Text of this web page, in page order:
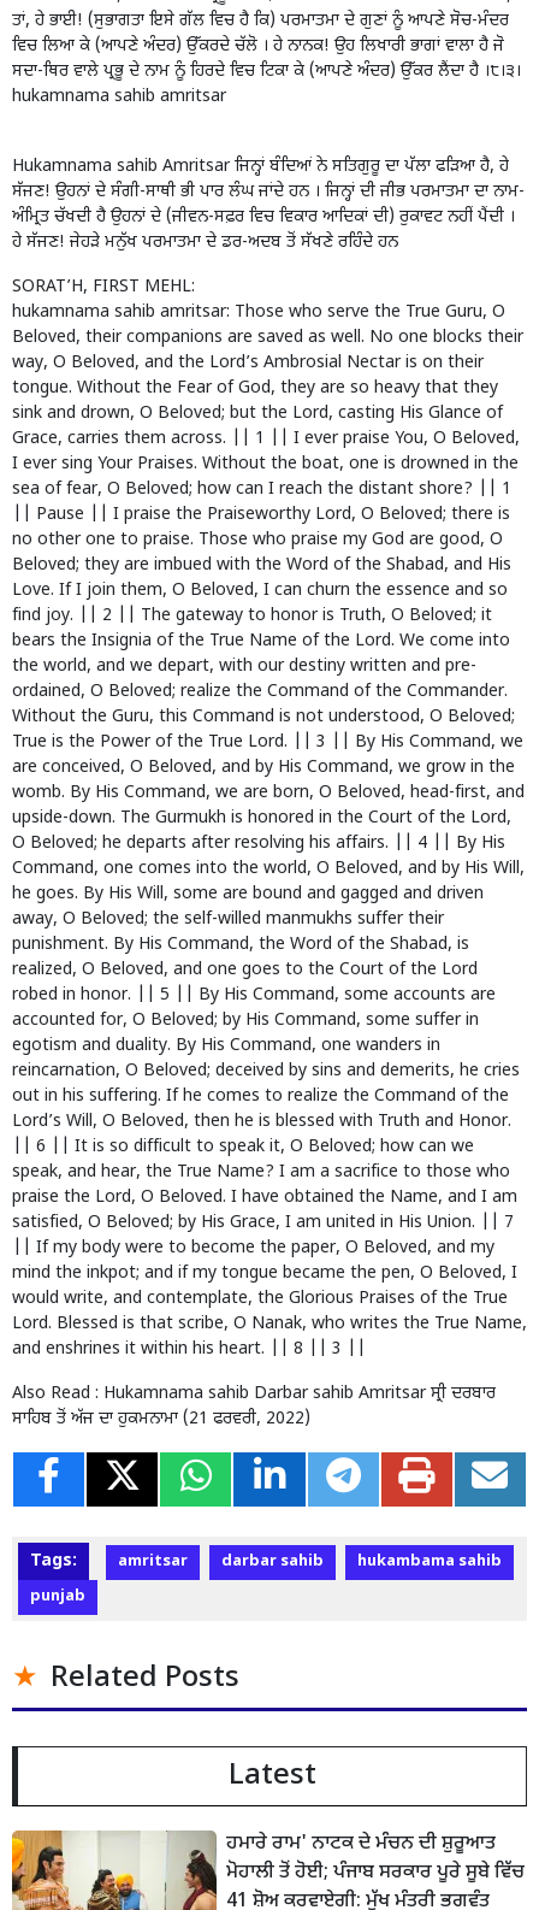
ਤਾਂ, ਹੇ ਭਾਈ! (ਸੁਭਾਗਤਾ ਇਸੇ ਗੱਲ ਵਿਚ ਹੈ ਕਿ) ਪਰਮਾਤਮਾ ਦੇ ਗੁਣਾਂ ਨੂੰ ਆਪਣੇ ਸੋਚ-ਮੰਦਰ
ਵਿਚ ਲਿਆ ਕੇ (ਆਪਣੇ ਅੰਦਰ) ਉੱਕਰਦੇ ਚੱਲੋ । ਹੇ ਨਾਨਕ! ਉਹ ਲਿਖਾਰੀ ਭਾਗਾਂ ਵਾਲਾ ਹੈ ਜੋ
ਸਦਾ-ਥਿਰ ਵਾਲੇ ਪ੍ਰਭੂ ਦੇ ਨਾਮ ਨੂੰ ਹਿਰਦੇ ਵਿਚ ਟਿਕਾ ਕੇ (ਆਪਣੇ ਅੰਦਰ) ਉੱਕਰ ਲੈਂਦਾ ਹੈ ।੮।੩।
hukamnama sahib amritsar
Hukamnama sahib Amritsar ਜਿਨ੍ਹਾਂ ਬੰਦਿਆਂ ਨੇ ਸਤਿਗੁਰੂ ਦਾ ਪੱਲਾ ਫੜਿਆ ਹੈ, ਹੇ
ਸੱਜਣ! ਉਹਨਾਂ ਦੇ ਸੰਗੀ-ਸਾਥੀ ਭੀ ਪਾਰ ਲੰਘ ਜਾਂਦੇ ਹਨ । ਜਿਨ੍ਹਾਂ ਦੀ ਜੀਭ ਪਰਮਾਤਮਾ ਦਾ ਨਾਮ-
ਅੰਮ੍ਰਿਤ ਚੱਖਦੀ ਹੈ ਉਹਨਾਂ ਦੇ (ਜੀਵਨ-ਸਫ਼ਰ ਵਿਚ ਵਿਕਾਰ ਆਦਿਕਾਂ ਦੀ) ਰੁਕਾਵਟ ਨਹੀਂ ਪੈਂਦੀ ।
ਹੇ ਸੱਜਣ! ਜੇਹੜੇ ਮਨੁੱਖ ਪਰਮਾਤਮਾ ਦੇ ਡਰ-ਅਦਬ ਤੋਂ ਸੱਖਣੇ ਰਹਿੰਦੇ ਹਨ
SORAT’H, FIRST MEHL:
hukamnama sahib amritsar: Those who serve the True Guru, O
Beloved, their companions are saved as well. No one blocks their
way, O Beloved, and the Lord’s Ambrosial Nectar is on their
tongue. Without the Fear of God, they are so heavy that they
sink and drown, O Beloved; but the Lord, casting His Glance of
Grace, carries them across. || 1 || I ever praise You, O Beloved,
I ever sing Your Praises. Without the boat, one is drowned in the
sea of fear, O Beloved; how can I reach the distant shore? || 1
|| Pause || I praise the Praiseworthy Lord, O Beloved; there is
no other one to praise. Those who praise my God are good, O
Beloved; they are imbued with the Word of the Shabad, and His
Love. If I join them, O Beloved, I can churn the essence and so
find joy. || 2 || The gateway to honor is Truth, O Beloved; it
bears the Insignia of the True Name of the Lord. We come into
the world, and we depart, with our destiny written and pre-
ordained, O Beloved; realize the Command of the Commander.
Without the Guru, this Command is not understood, O Beloved;
True is the Power of the True Lord. || 3 || By His Command, we
are conceived, O Beloved, and by His Command, we grow in the
womb. By His Command, we are born, O Beloved, head-first, and
upside-down. The Gurmukh is honored in the Court of the Lord,
O Beloved; he departs after resolving his affairs. || 4 || By His
Command, one comes into the world, O Beloved, and by His Will,
he goes. By His Will, some are bound and gagged and driven
away, O Beloved; the self-willed manmukhs suffer their
punishment. By His Command, the Word of the Shabad, is
realized, O Beloved, and one goes to the Court of the Lord
robed in honor. || 5 || By His Command, some accounts are
accounted for, O Beloved; by His Command, some suffer in
egotism and duality. By His Command, one wanders in
reincarnation, O Beloved; deceived by sins and demerits, he cries
out in his suffering. If he comes to realize the Command of the
Lord’s Will, O Beloved, then he is blessed with Truth and Honor.
|| 6 || It is so difficult to speak it, O Beloved; how can we
speak, and hear, the True Name? I am a sacrifice to those who
praise the Lord, O Beloved. I have obtained the Name, and I am
satisfied, O Beloved; by His Grace, I am united in His Union. || 7
|| If my body were to become the paper, O Beloved, and my
mind the inkpot; and if my tongue became the pen, O Beloved, I
would write, and contemplate, the Glorious Praises of the True
Lord. Blessed is that scribe, O Nanak, who writes the True Name,
and enshrines it within his heart. || 8 || 3 ||
Also Read : Hukamnama sahib Darbar sahib Amritsar ਸ੍ਰੀ ਦਰਬਾਰ
ਸਾਹਿਬ ਤੋਂ ਅੱਜ ਦਾ ਹੁਕਮਨਾਮਾ (21 ਫਰਵਰੀ, 2022)
Tags: amritsar darbar sahib
hukambama sahib
punjab
Related Posts
Latest
ਹਮਾਰੇ ਰਾਮ' ਨਾਟਕ ਦੇ ਮੰਚਨ ਦੀ ਸ਼ੁਰੂਆਤ
ਮੋਹਾਲੀ ਤੋਂ ਹੋਈ; ਪੰਜਾਬ ਸਰਕਾਰ ਪੂਰੇ ਸੂਬੇ ਵਿੱਚ
41 ਸ਼ੋਅ ਕਰਵਾਏਗੀ: ਮੁੱਖ ਮੰਤਰੀ ਭਗਵੰਤ